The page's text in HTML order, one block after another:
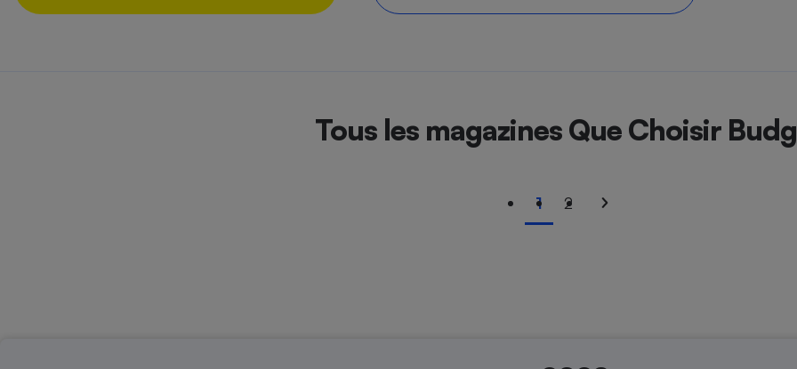
Tous les magazines Que Choisir
1 2